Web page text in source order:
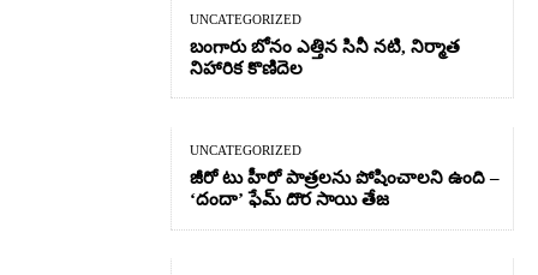
UNCATEGORIZED
బంగారు బోనం ఎత్తిన సినీ నటి, నిర్మాత
నిహారిక కొణిదెల
UNCATEGORIZED
జీరో టు హీరో పాత్రలను పోషించాలని ఉంది –
‘దందా’ ఫేమ్ దొర సాయి తేజ